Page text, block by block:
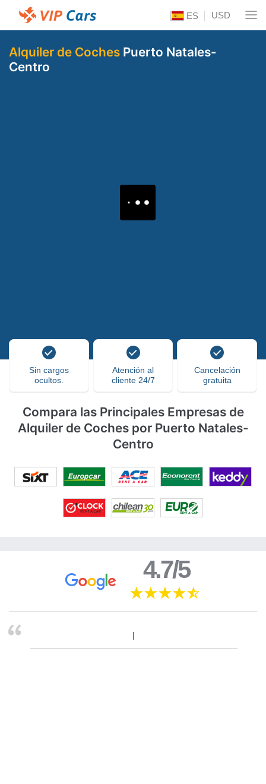
ES USD
Alquiler de Coches Puerto Natales-
Centro
Sin cargos
ocultos.
Atención al
cliente 24/7
Cancelación
gratuita
Compara las Principales Empresas de
Alquiler de Coches por Puerto Natales-
Centro
4.7/5